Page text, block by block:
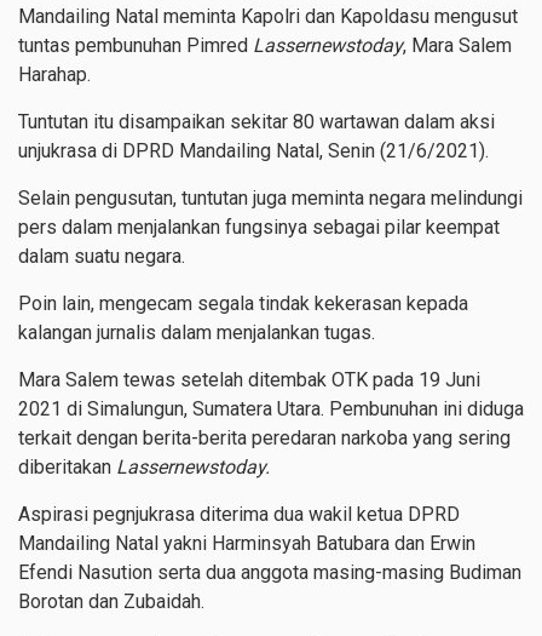
Mandailing Natal meminta Kapolri dan Kapoldasu mengusut
tuntas pembunuhan Pimred Lassernewstoday, Mara Salem
Harahap.
Tuntutan itu disampaikan sekitar 80 wartawan dalam aksi
unjukrasa di DPRD Mandailing Natal, Senin (21/6/2021).
Selain pengusutan, tuntutan juga meminta negara melindungi
pers dalam menjalankan fungsinya sebagai pilar keempat
dalam suatu negara.
Poin lain, mengecam segala tindak kekerasan kepada
kalangan jurnalis dalam menjalankan tugas.
Mara Salem tewas setelah ditembak OTK pada 19 Juni
2021 di Simalungun, Sumatera Utara. Pembunuhan ini diduga
terkait dengan berita-berita peredaran narkoba yang sering
diberitakan Lassernewstoday.
Aspirasi pegnjukrasa diterima dua wakil ketua DPRD
Mandailing Natal yakni Harminsyah Batubara dan Erwin
Efendi Nasution serta dua anggota masing-masing Budiman
Borotan dan Zubaidah.